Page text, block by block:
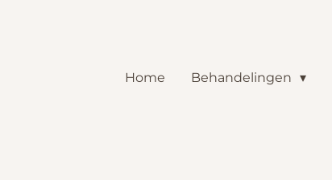
Home Behandelingen